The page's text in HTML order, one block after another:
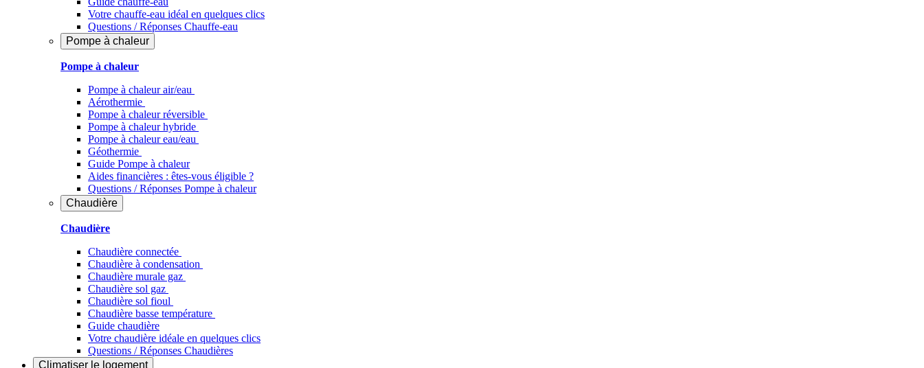
Votre chauffe-eau idéal en quelques clics
Questions / Réponses Chauffe-eau
Pompe à chaleur
Pompe à chaleur
Pompe à chaleur air/eau
Aérothermie
Pompe à chaleur réversible
Pompe à chaleur hybride
Pompe à chaleur​ eau/eau
Géothermie
Guide Pompe à chaleur
Aides financières : êtes-vous éligible ?
Questions / Réponses Pompe à chaleur
Chaudière
Chaudière
Chaudière connectée
Chaudière à condensation
Chaudière murale gaz
Chaudière sol gaz
Chaudière sol fioul
Chaudière basse température
Guide chaudière
Votre chaudière idéale en quelques clics
Questions / Réponses Chaudières
Climatiser le logement